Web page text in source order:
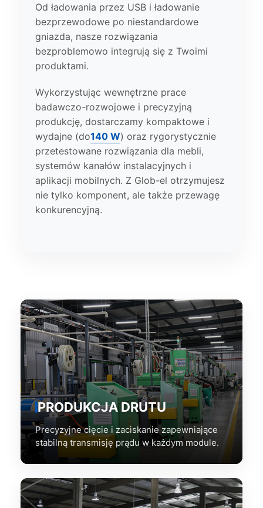
Od ładowania przez USB i ładowanie
bezprzewodowe po niestandardowe
gniazda, nasze rozwiązania
bezproblemowo integrują się z Twoimi
produktami.
Wykorzystując wewnętrzne prace
badawczo-rozwojowe i precyzyjną
produkcję, dostarczamy kompaktowe i
wydajne (do140 W) oraz rygorystycznie
przetestowane rozwiązania dla mebli,
systemów kanałów instalacyjnych i
aplikacji mobilnych. Z Glob-el otrzymujesz
nie tylko komponent, ale także przewagę
konkurencyjną.
PRODUKCJA DRUTU
Precyzyjne cięcie i zaciskanie zapewniające
stabilną transmisję prądu w każdym module.